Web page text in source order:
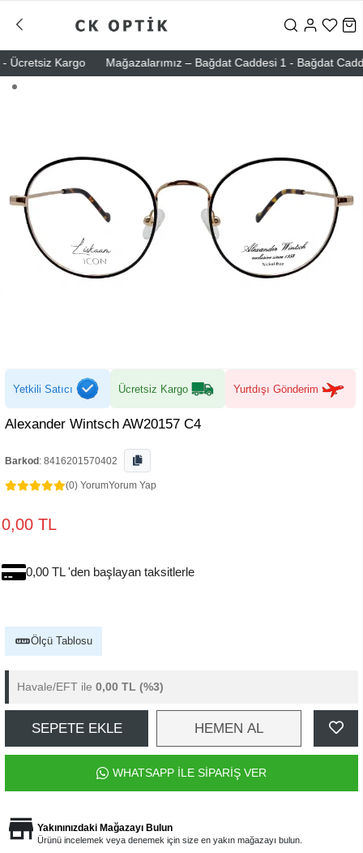
Kargo Mağazalarımız – Bağdat Caddesi 1 - Bağdat
Yetkili Satıcı Ücretsiz Kargo Yurtdışı Gönderim
Alexander Wintsch AW20157 C4
Barkod : 8416201570402
(0) YorumYorum Yap
0,00 TL
0,00 TL 'den başlayan taksitlerle
Ölçü Tablosu
Havale/EFT ile 0,00 TL (%3)
SEPETE EKLE HEMEN AL
WHATSAPP İLE SİPARİŞ VER
Yakınınızdaki Mağazayı Bulun
Ürünü incelemek veya denemek için size en yakın mağazayı bulun.